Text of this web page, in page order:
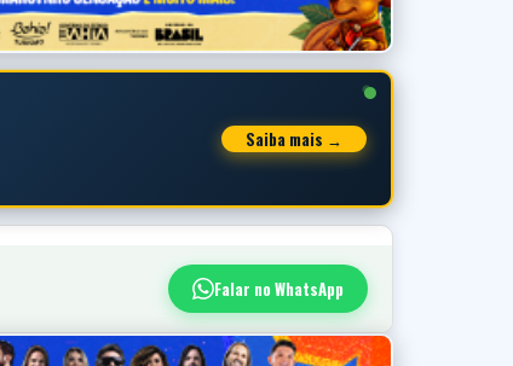
Saiba mais →
Falar no WhatsApp